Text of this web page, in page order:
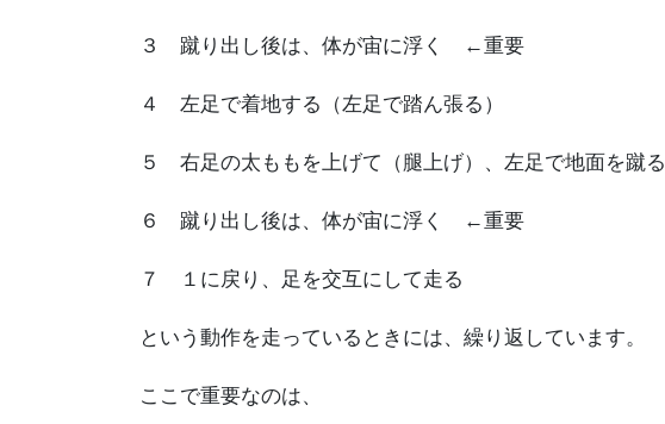
３ 蹴り出し後は、体が宙に浮く ←重要
４ 左足で着地する（左足で踏ん張る）
５ 右足の太ももを上げて（腿上げ）、左足で地面を蹴る
６ 蹴り出し後は、体が宙に浮く ←重要
７ １に戻り、足を交互にして走る
という動作を走っているときには、繰り返しています。
ここで重要なのは、